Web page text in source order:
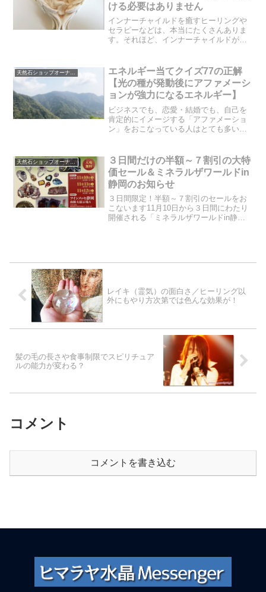
ける必要はありません
インナーチャイルドを癒すヒーリングや
セラピーなどは、本当にたくさんありま
す。それほど、インナーチャイルドが原
ょっと違います。自分で癒す方法なの
で、やり方は簡単で、そして...
天然石ショップオーナーのブログ
エネルギー当てクイズ77の正解
【光の種が発動後にアファメーシ
ョンが強力になるエネルギー】
ビジネスでも、恋愛・結婚でも、自己を
肯定的にイメージする「アファメーショ
ン」をおこなっている人はとても多いと
ていることも、知っておかなければいけ
ません。闇の種が発動した...
天然石ショップオーナーのブログ
３日間だけの半額～７割引の大特
価セール＆ミネラルザワールドin
静岡のお知らせ
３日間限定！半額～７割引のセールをお
こないます11月10日から３日間にわたり
開催される「ミネラルザワールドin静
レイキ（霊気）の面白さ／ヒーリング以
外にもやり方次第では色んな効果が！
髪の毛の長さや食事制限でスピリチュア
ルの能力が変わる？
コメント
コメントを書き込む